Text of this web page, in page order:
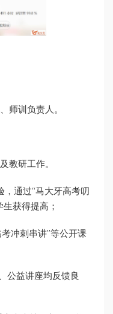
师训负责人。
教研工作。
，通过“马大牙高考叨
获得提高；
冲刺串讲”等公开课
公益讲座均反馈良